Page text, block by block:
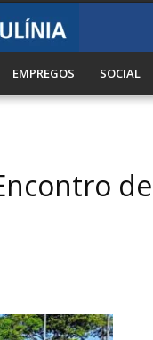
EMPREGOS SOCIAL